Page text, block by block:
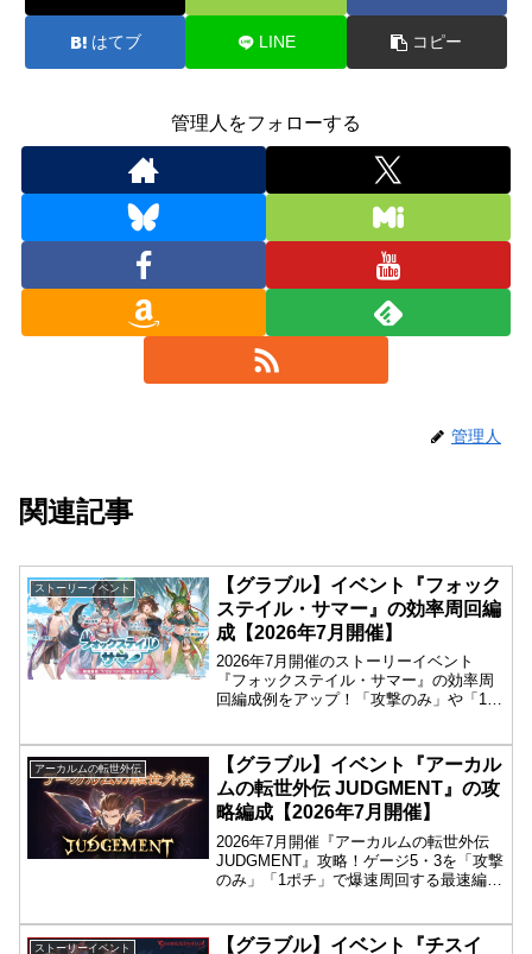
はてブ LINE コピー
管理人をフォローする
管理人
関連記事
ストーリーイベント
【グラブル】イベント『フォック
ステイル・サマー』の効率周回編
成【2026年7月開催】
2026年7月開催のストーリーイベント
『フォックステイル・サマー』の効率周
回編成例をアップ！「攻撃のみ」や「1ポ
騎空士向けです！
アーカルムの転世外伝
【グラブル】イベント『アーカル
ムの転世外伝 JUDGMENT』の攻
略編成【2026年7月開催】
2026年7月開催『アーカルムの転世外伝
JUDGMENT』攻略！ゲージ5・3を「攻撃
のみ」「1ポチ」で爆速周回する最速編成
率で外伝報酬を全回収するためのバイブ
ストーリーイベント
【グラブル】イベント『チスイ